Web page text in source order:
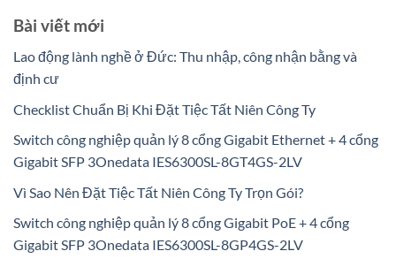
Bài viết mới
Lao động lành nghề ở Đức: Thu nhập, công nhận bằng và
định cư
Checklist Chuẩn Bị Khi Đặt Tiệc Tất Niên Công Ty
Switch công nghiệp quản lý 8 cổng Gigabit Ethernet + 4 cổng
Gigabit SFP 3Onedata IES6300SL-8GT4GS-2LV
Vì Sao Nên Đặt Tiệc Tất Niên Công Ty Trọn Gói?
Switch công nghiệp quản lý 8 cổng Gigabit PoE + 4 cổng
Gigabit SFP 3Onedata IES6300SL-8GP4GS-2LV